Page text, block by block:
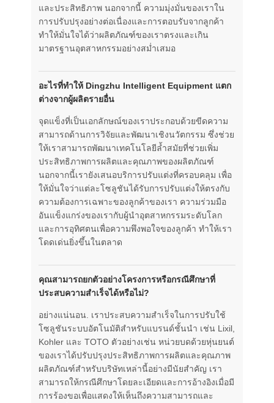
และประสิทธิภาพ นอกจากนี้ ความมุ่งมั่นของเราใน
การปรับปรุงอย่างต่อเนื่องและการตอบรับจากลูกค้า
ทำให้มั่นใจได้ว่าผลิตภัณฑ์ของเราตรงและเกิน
มาตรฐานอุตสาหกรรมอย่างสม่ำเสมอ
อะไรที่ทำให้ Dingzhu Intelligent Equipment แตก
ต่างจากผู้ผลิตรายอื่น
จุดแข็งที่เป็นเอกลักษณ์ของเราประกอบด้วยขีดความ
สามารถด้านการวิจัยและพัฒนาเชิงนวัตกรรม ซึ่งช่วย
ให้เราสามารถพัฒนาเทคโนโลยีล้ำสมัยที่ช่วยเพิ่ม
ประสิทธิภาพการผลิตและคุณภาพของผลิตภัณฑ์
นอกจากนี้เรายังเสนอบริการปรับแต่งที่ครอบคลุม เพื่อ
ให้มั่นใจว่าแต่ละโซลูชันได้รับการปรับแต่งให้ตรงกับ
ความต้องการเฉพาะของลูกค้าของเรา ความร่วมมือ
อันแข็งแกร่งของเรากับผู้นำอุตสาหกรรมระดับโลก
และการอุทิศตนเพื่อความพึงพอใจของลูกค้า ทำให้เรา
โดดเด่นยิ่งขึ้นในตลาด
คุณสามารถยกตัวอย่างโครงการหรือกรณีศึกษาที่
ประสบความสำเร็จได้หรือไม่?
อย่างแน่นอน. เราประสบความสำเร็จในการปรับใช้
โซลูชันระบบอัตโนมัติสำหรับแบรนด์ชั้นนำ เช่น Lixil,
Kohler และ TOTO ตัวอย่างเช่น หน่วยบดด้วยหุ่นยนต์
ของเราได้ปรับปรุงประสิทธิภาพการผลิตและคุณภาพ
ผลิตภัณฑ์สำหรับบริษัทเหล่านี้อย่างมีนัยสำคัญ เรา
สามารถให้กรณีศึกษาโดยละเอียดและการอ้างอิงเมื่อมี
การร้องขอเพื่อแสดงให้เห็นถึงความสามารถและ